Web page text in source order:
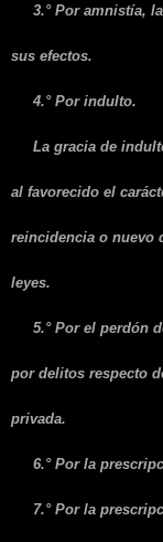
3.° Por amnistía, la
sus efectos.
4.° Por indulto.
La gracia de
al favorecido el
reincidencia o nuevo
leyes.
5.° Por el perdón
por delitos respecto
privada.
6.° Por la
7.° Por la